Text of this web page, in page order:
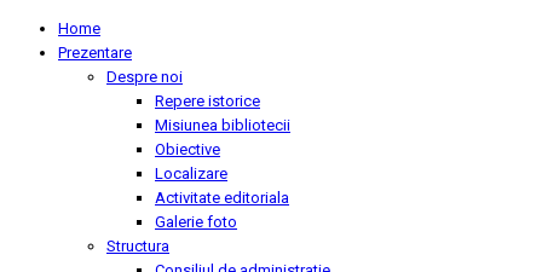
Home
Prezentare
Despre noi
Repere istorice
Misiunea bibliotecii
Obiective
Localizare
Activitate editoriala
Galerie foto
Structura